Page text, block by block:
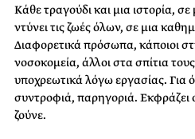
Κάθε τραγούδι και μια ιστορία,
ντύνει τις ζωές όλων, σε μια
Διαφορετικά πρόσωπα, κάποιοι
νοσοκομεία, άλλοι στα σπίτια
υποχρεωτικά λόγω εργασίας. Για
συντροφιά, παρηγοριά. Εκφράζει
ζούνε.